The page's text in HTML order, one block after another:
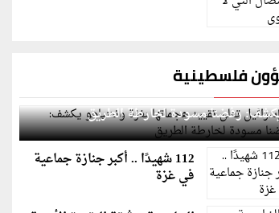
فلسطينية
تعلن تقييد هجماتها بغزة ونتنياهو
رفضنا مسودة لخارطة الطريق
112 شهيدًا .. أكبر جنازة جماعية
في غزة